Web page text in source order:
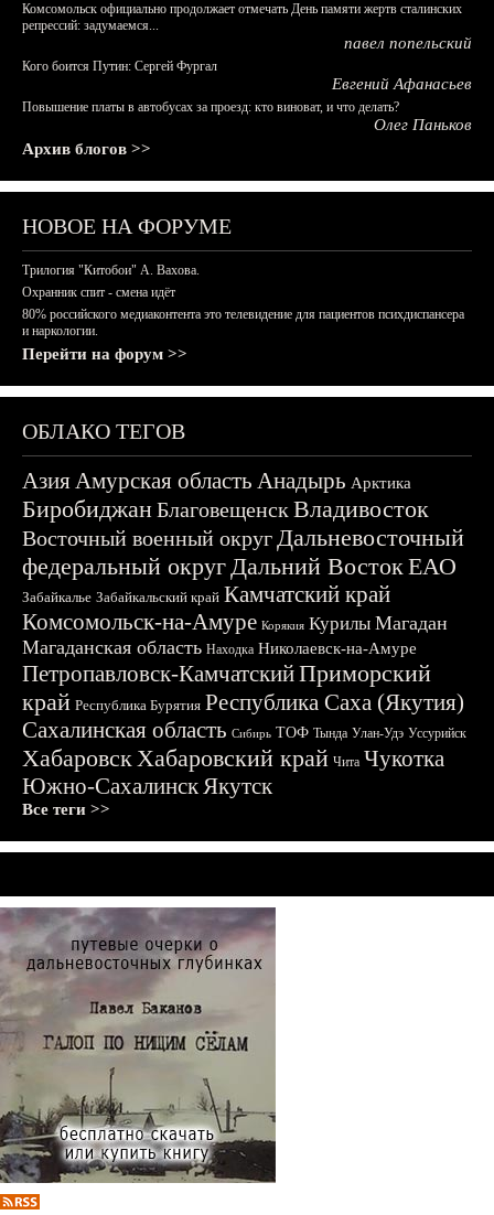
Комсомольск официально продолжает отмечать День памяти жертв сталинских
репрессий: задумаемся...
павел попельский
Кого боится Путин: Сергей Фургал
Евгений Афанасьев
Повышение платы в автобусах за проезд: кто виноват, и что делать?
Олег Паньков
Архив блогов >>
НОВОЕ НА ФОРУМЕ
Трилогия "Китобои" А. Вахова.
Охранник спит - смена идёт
80% российского медиаконтента это телевидение для пациентов психдиспансера
и наркологии.
Перейти на форум >>
ОБЛАКО ТЕГОВ
АзияАмурская область Анадырь Арктика
БиробиджанБлаговещенскВладивосток
Восточный военный округДальневосточный
федеральный округДальний ВостокЕАО
Забайкалье Забайкальский край Камчатский край
Комсомольск-на-Амуре Корякия Курилы Магадан
Магаданская область Находка Николаевск-на-Амуре
Петропавловск-КамчатскийПриморский
край Республика Бурятия Республика Саха (Якутия)
Сахалинская область Сибирь ТОФ Тында Улан-Удэ Уссурийск
ХабаровскХабаровский край Чита Чукотка
Южно-СахалинскЯкутск
Все теги >>